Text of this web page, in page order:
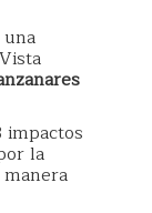
impactos
la